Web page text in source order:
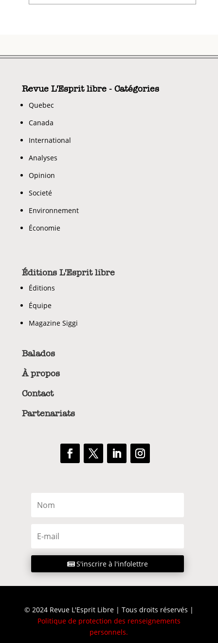
Revue L'Esprit libre - Catégories
Quebec
Canada
International
Analyses
Opinion
Societé
Environnement
Économie
Éditions L'Esprit libre
Éditions
Équipe
Magazine Siggi
Balados
À propos
Contact
Partenariats
S'inscrire à l'infolettre
© 2024 Revue L'Esprit Libre | Tous droits réservés |
Politique de protection des renseignements
personnels.